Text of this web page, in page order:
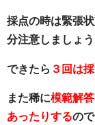
採点の時は緊張
分注意しましょう
できたら ３回は
また稀に模範解
あったりするので